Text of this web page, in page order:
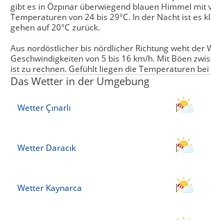
gibt es in Özpınar überwiegend blauen Himmel mit
Temperaturen von 24 bis 29°C. In der Nacht ist es
gehen auf 20°C zurück.
Aus nordöstlicher bis nördlicher Richtung weht der
Geschwindigkeiten von 5 bis 16 km/h. Mit Böen
ist zu rechnen. Gefühlt liegen die Temperaturen bei
Das Wetter in der Umgebung
Wetter Çınarlı
Wetter Daracık
Wetter Kaynarca